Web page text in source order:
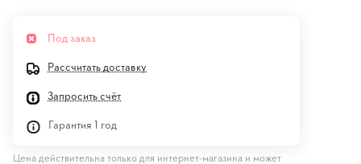
Под заказ
Рассчитать доставку
Запросить счёт
Гарантия 1 год
Цена действительна только для интернет-магазина и может